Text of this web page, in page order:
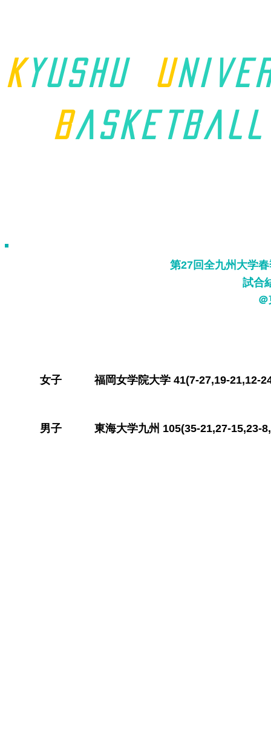
K yushu u
Basket ball
第27回全九州大学
試合
女子 福岡女学院大学 41(7-27,19-
男子 東海大学九州 105(35-21,27-